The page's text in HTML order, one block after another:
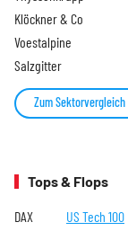
Klöckner & Co
Voestalpine
Salzgitter
Zum Sektorvergleich
Tops & Flops
DAX US Tech 100